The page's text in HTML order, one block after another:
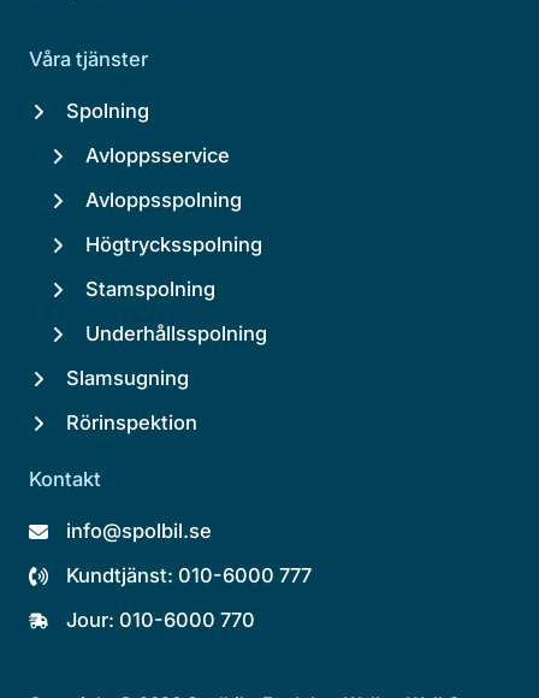
Våra tjänster
Spolning
Avloppsservice
Avloppsspolning
Högtrycksspolning
Stamspolning
Underhållsspolning
Slamsugning
Rörinspektion
Kontakt
info@spolbil.se
Kundtjänst: 010-6000 777
Jour: 010-6000 770